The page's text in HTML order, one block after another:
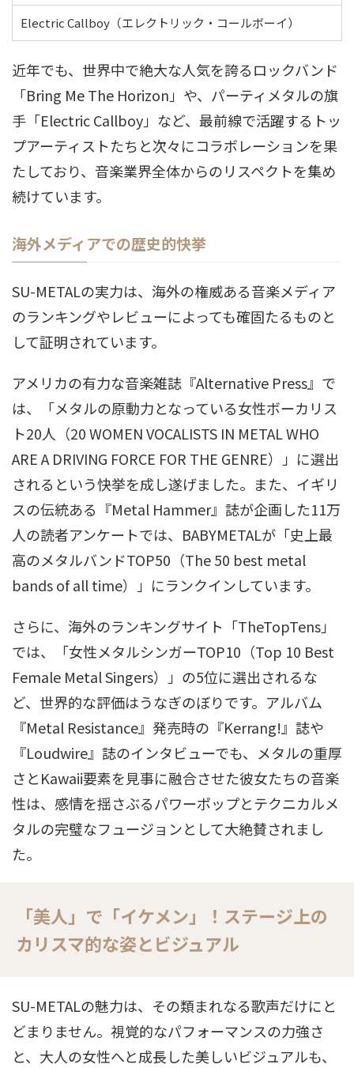
Electric Callboy（エレクトリック・コールボーイ）
近年でも、世界中で絶大な人気を誇るロックバンド
「Bring Me The Horizon」や、パーティメタルの旗
手「Electric Callboy」など、最前線で活躍するトッ
プアーティストたちと次々にコラボレーションを果
たしており、音楽業界全体からのリスペクトを集め
続けています。
海外メディアでの歴史的快挙
SU-METALの実力は、海外の権威ある音楽メディア
のランキングやレビューによっても確固たるものと
して証明されています。
アメリカの有力な音楽雑誌『Alternative Press』で
は、「メタルの原動力となっている女性ボーカリス
ト20人（20 WOMEN VOCALISTS IN METAL WHO
ARE A DRIVING FORCE FOR THE GENRE）」に選出
されるという快挙を成し遂げました。また、イギリ
スの伝統ある『Metal Hammer』誌が企画した11万
人の読者アンケートでは、BABYMETALが「史上最
高のメタルバンドTOP50（The 50 best metal
bands of all time）」にランクインしています。
さらに、海外のランキングサイト「TheTopTens」
では、「女性メタルシンガーTOP10（Top 10 Best
Female Metal Singers）」の5位に選出されるな
ど、世界的な評価はうなぎのぼりです。アルバム
『Metal Resistance』発売時の『Kerrang!』誌や
『Loudwire』誌のインタビューでも、メタルの重厚
さとKawaii要素を見事に融合させた彼女たちの音楽
性は、感情を揺さぶるパワーポップとテクニカルメ
タルの完璧なフュージョンとして大絶賛されまし
た。
「美人」で「イケメン」！ステージ上の
カリスマ的な姿とビジュアル
SU-METALの魅力は、その類まれなる歌声だけにと
どまりません。視覚的なパフォーマンスの力強さ
と、大人の女性へと成長した美しいビジュアルも、